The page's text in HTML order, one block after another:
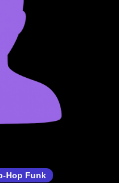
Hop Funk